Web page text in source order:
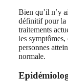
Bien qu’il n’y
définitif pour la
traitements
les
personnes
normale.